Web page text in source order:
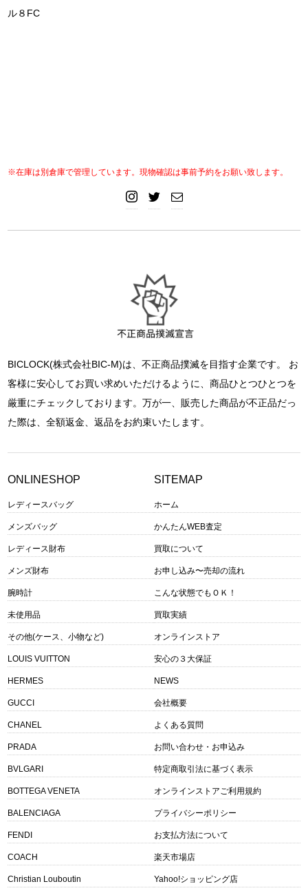
ル８FC
※在庫は別倉庫で管理しています。現物確認は事前予約をお願い致します。
BICLOCK(株式会社BIC-M)は、不正商品撲滅を目指す企業です。 お
客様に安心してお買い求めいただけるように、商品ひとつひとつを
厳重にチェックしております。万が一、販売した商品が不正品だっ
た際は、全額返金、返品をお約束いたします。
ONLINESHOP
レディースバッグ
メンズバッグ
レディース財布
メンズ財布
腕時計
未使用品
その他(ケース、小物など)
LOUIS VUITTON
HERMES
GUCCI
CHANEL
PRADA
BVLGARI
BOTTEGA VENETA
BALENCIAGA
FENDI
COACH
Christian Louboutin
SITEMAP
ホーム
かんたんWEB査定
買取について
お申し込み〜売却の流れ
こんな状態でもＯＫ！
買取実績
オンラインストア
安心の３大保証
NEWS
会社概要
よくある質問
お問い合わせ・お申込み
特定商取引法に基づく表示
オンラインストアご利用規約
プライバシーポリシー
お支払方法について
楽天市場店
Yahoo!ショッピング店